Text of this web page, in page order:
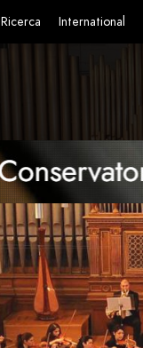
Ricerca International